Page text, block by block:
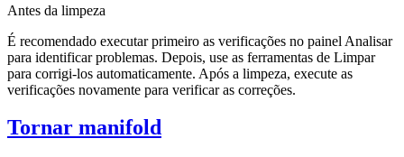
Antes da limpeza
É recomendado executar primeiro as verificações no painel Analisar
para identificar problemas. Depois, use as ferramentas de Limpar
para corrigi-los automaticamente. Após a limpeza, execute as
verificações novamente para verificar as correções.
Tornar manifold